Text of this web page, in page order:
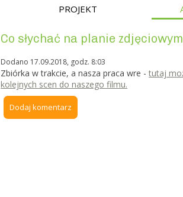
PROJEKT
Co słychać na planie
Dodano 17.09.2018, godz. 8:03
Zbiórka w trakcie, a nasza praca wre -tutaj
kolejnych scen do naszego filmu.
Dodaj komentarz